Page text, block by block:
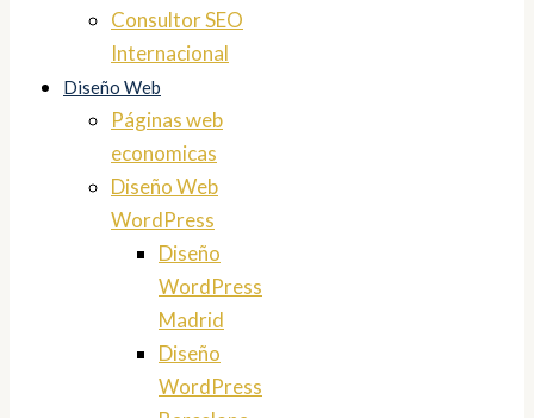
Consultor SEO
Internacional
Diseño Web
Páginas web
economicas
Diseño Web
WordPress
Diseño
WordPress
Madrid
Diseño
WordPress